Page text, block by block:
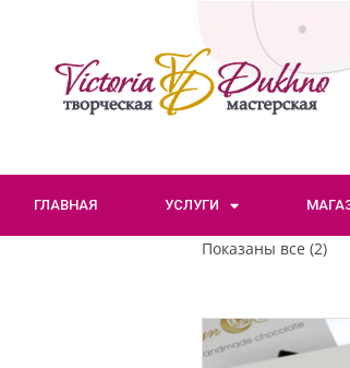
ГЛАВНАЯ УСЛУГИ
Показаны все (2)